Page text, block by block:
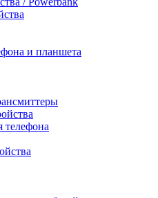
и планшета
телефона